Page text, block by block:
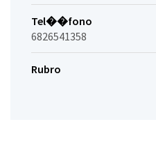
Tel��fono
6826541358
Rubro